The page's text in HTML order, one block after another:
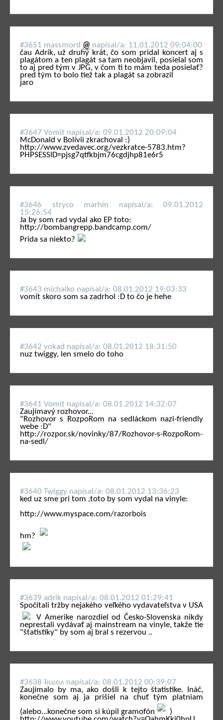
#3651 massmord @ napí­sal/a: 11.01.2012 09:04:00
čau Adrík, už druhý krát, čo som pridal koncert aj s
plagátom a ten plagát sa tam neobjavil, posielal som
to aj pred tým v JPG, v čom ti to mám teda posielať?
pred tým to bolo tiež tak a plagát sa zobrazil
jaro
#3647 Vomit napí­sal/a: 09.01.2012 20:09:04
McDonald v Bolívii zkrachoval :)
http://www.zvedavec.org/vezkratce-5783.htm?
PHPSESSID=pjsg7qtfkbjm76cgdjhp81e6r5
#3646 stryco marhin napí­sal/a: 09.01.2012
15:26:54
Ja by som rad vydal ako EP toto:
http://bombangrepp.bandcamp.com/
Prida sa niekto?
#3643 michalko napí­sal/a: 08.01.2012 19:03:33
vomit skoro som sa zadrhol :D to čo je hehe
#3642 vokad napí­sal/a: 08.01.2012 18:31:50
nuz twiggy, len smelo do toho
#3641 Vomit napí­sal/a: 08.01.2012 14:32:07
Zaujímavý rozhovor...
"Rozhovor s RozpoRom na sedláckom nazi-friendly
webe :D"
http://rozpor.sk/novinky/87/Rozhovor-s-RozpoRom-
na-sedl/
#3640 Twiggy napí­sal/a: 08.01.2012 13:36:23
ked uz sme pri tom ,toto by som vydal na vinyle:
http://www.myspace.com/razorbois
hm?
#3639 adrik napí­sal/a: 08.01.2012 01:29:41
Spočítali tržby nejakého veľkého vydavateľstva v USA
V Amerike narozdiel od Česko-Slovenska nikdy
neprestali vydávať aj mainstream na vinyle, takže tie
"štatistiky" by som aj bral s rezervou ..
#3638 ʇıɯoʌ napí­sal/a: 08.01.2012 00:39:07
Zaujímalo by ma, ako došli k tejto štatistike. Ináč,
konečne som aj ja prišiel na chuť tým platniam
(alebo...konečne som si kúpil gramofón
)